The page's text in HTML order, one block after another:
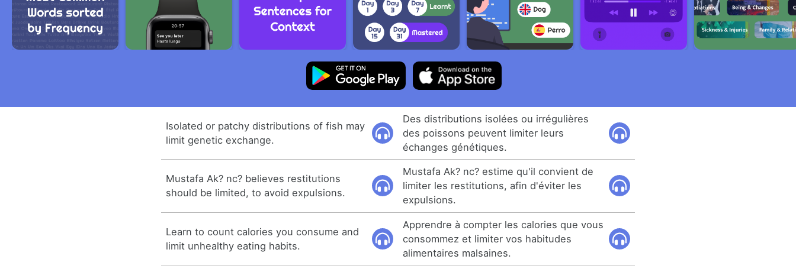
Isolated or patchy distributions of fish may
limit genetic exchange.
Des distributions isolées ou irrégulières
des poissons peuvent limiter leurs
échanges génétiques.
Mustafa Ak? nc? believes restitutions
should be limited, to avoid expulsions.
Mustafa Ak? nc? estime qu'il convient de
limiter les restitutions, afin d'éviter les
expulsions.
Learn to count calories you consume and
limit unhealthy eating habits.
Apprendre à compter les calories que vous
consommez et limiter vos habitudes
alimentaires malsaines.